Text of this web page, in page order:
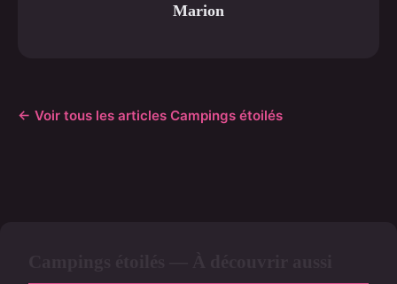
Marion
← Voir tous les articles Campings étoilés